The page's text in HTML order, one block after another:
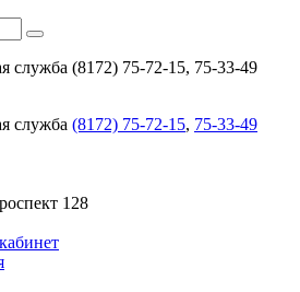
служба (8172) 75-72-15, 75-33-49
служба (8172) 75-72-15, 75-33-49
128